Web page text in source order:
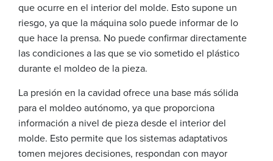
que ocurre en el interior del molde. Esto supone un
riesgo, ya que la máquina solo puede informar de lo
que hace la prensa. No puede confirmar directamente
las condiciones a las que se vio sometido el plástico
durante el moldeo de la pieza.
La presión en la cavidad ofrece una base más sólida
para el moldeo autónomo, ya que proporciona
información a nivel de pieza desde el interior del
molde. Esto permite que los sistemas adaptativos
tomen mejores decisiones, respondan con mayor